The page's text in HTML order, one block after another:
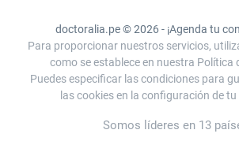
doctoralia.pe © 2026 - ¡Agenda tu
Para proporcionar nuestros servicios,
como se establece en nuestra Política
Puedes especificar las condiciones para
las cookies en la configuración de
Somos líderes en 13